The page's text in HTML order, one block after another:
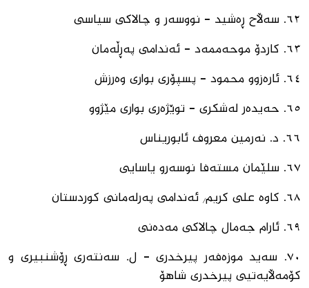
٦٢. ⁠سەڵاح ڕەشید - نووسەر و چالاكی سیاسی
٦٣. ⁠كاردۆ موحەممەد - ئەندامی پەڕڵەمان
٦٤. ⁠ئارەزوو محمود - پسپۆری بواری وەرزش
٦٥. ⁠حەیدەر لەشکری - توێژەری بواری مێژوو
٦٦. ⁠د. نەرمین معروف ئابوریناس
٦٧. ⁠سلێمان مستەفا نوسەرو یاسایی
٦٨. ⁠کاوە علی کریم/ ئەندامی پەرلەمانی کوردستان
٦٩. ⁠ئارام جەمال چالاكی مەدەنی
٧٠. ⁠سەید موزەفەر پیرخدری - ل. سەنتەری ڕۆشنبیری و
كۆمەڵایەتیی پیرخدری شاهۆ